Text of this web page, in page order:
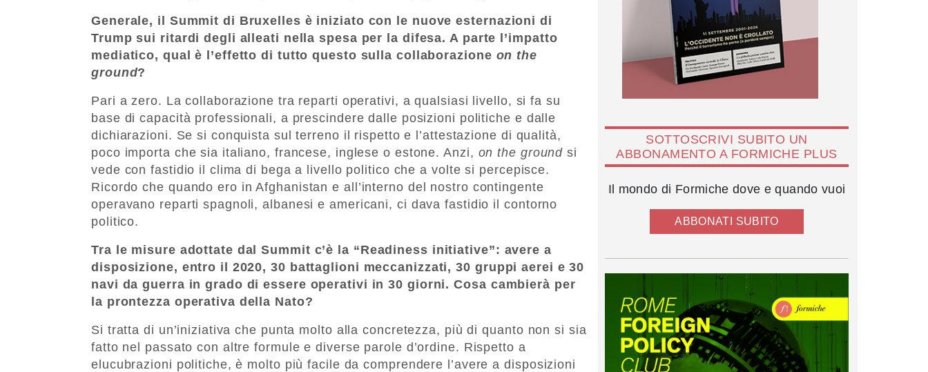
Generale, il Summit di Bruxelles è iniziato con le nuove esternazioni di
Trump sui ritardi degli alleati nella spesa per la difesa. A parte l’impatto
mediatico, qual è l’effetto di tutto questo sulla collaborazione on the
ground?
Pari a zero. La collaborazione tra reparti operativi, a qualsiasi livello, si fa su
base di capacità professionali, a prescindere dalle posizioni politiche e dalle
dichiarazioni. Se si conquista sul terreno il rispetto e l’attestazione di qualità,
poco importa che sia italiano, francese, inglese o estone. Anzi, on the ground si
vede con fastidio il clima di bega a livello politico che a volte si percepisce.
Ricordo che quando ero in Afghanistan e all’interno del nostro contingente
operavano reparti spagnoli, albanesi e americani, ci dava fastidio il contorno
politico.
Tra le misure adottate dal Summit c’è la “Readiness initiative”: avere a
disposizione, entro il 2020, 30 battaglioni meccanizzati, 30 gruppi aerei e 30
navi da guerra in grado di essere operativi in 30 giorni. Cosa cambierà per
la prontezza operativa della Nato?
Si tratta di un’iniziativa che punta molto alla concretezza, più di quanto non si sia
fatto nel passato con altre formule e diverse parole d’ordine. Rispetto a
elucubrazioni politiche, è molto più facile da comprendere l’avere a disposizioni
SOTTOSCRIVI SUBITO UN
ABBONAMENTO A FORMICHE PLUS
Il mondo di Formiche dove e quando vuoi
ABBONATI SUBITO